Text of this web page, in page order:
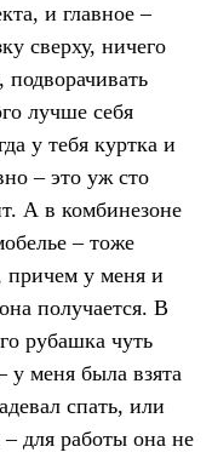
и главное –
сверху, ничего
подворачивать
лучше себя
у тебя куртка и
– это уж сто
А в комбинезоне
– тоже
у меня и
получается. В
рубашка чуть
у меня была взята
спать, или
– для работы она не